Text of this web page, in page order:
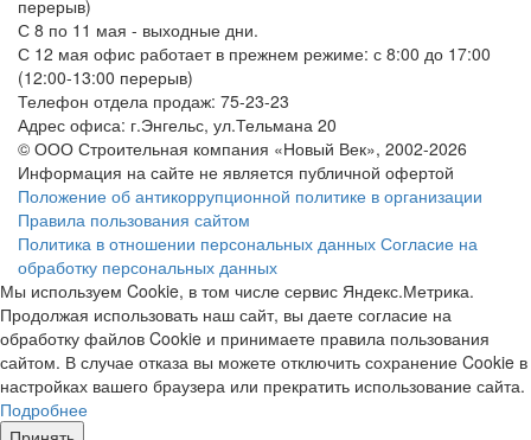
перерыв)
С 8 по 11 мая - выходные дни.
С 12 мая офис работает в прежнем режиме: с 8:00 до 17:00
(12:00-13:00 перерыв)
Телефон отдела продаж: 75-23-23
Адрес офиса: г.Энгельс, ул.Тельмана 20
© ООО Строительная компания «Новый Век», 2002-2026
Информация на сайте не является публичной офертой
Положение об антикоррупционной политике в организации
Правила пользования сайтом
Политика в отношении персональных данных Согласие на
обработку персональных данных
Мы используем Cookie, в том числе сервис Яндекс.Метрика.
Продолжая использовать наш сайт, вы даете согласие на
обработку файлов Cookie и принимаете правила пользования
сайтом. В случае отказа вы можете отключить сохранение Cookie в
настройках вашего браузера или прекратить использование сайта.
Подробнее